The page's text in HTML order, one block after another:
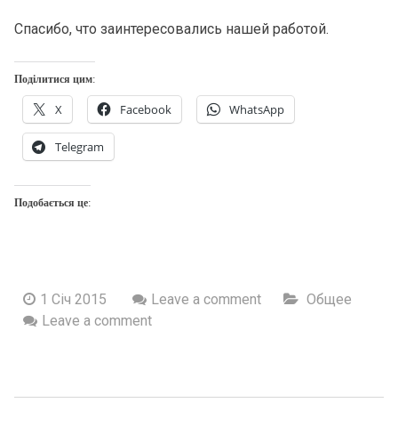
Спасибо, что заинтересовались нашей работой.
Поділитися цим:
X Facebook WhatsApp
Telegram
Подобається це:
1 Січ 2015 Leave a comment
Общее
Leave a comment